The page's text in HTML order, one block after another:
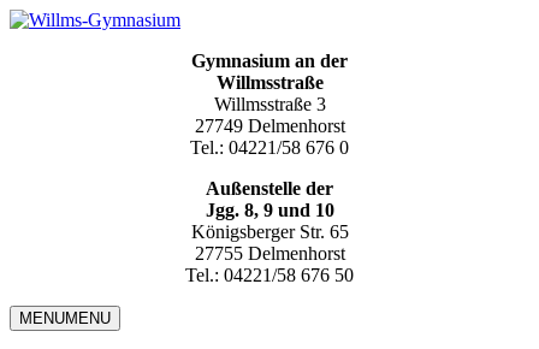
Gymnasium an der
Willmsstraße
Willmsstraße 3
27749 Delmenhorst
Tel.: 04221/58 676 0
Außenstelle der
Jgg. 8, 9 und 10
Königsberger Str. 65
27755 Delmenhorst
Tel.: 04221/58 676 50
MENUMENU